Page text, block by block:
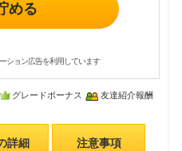
める
ション広告を利用しています
グレードボーナス 友達紹介報酬
詳細 注意事項